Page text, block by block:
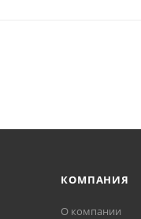
КОМПАНИЯ
О компании